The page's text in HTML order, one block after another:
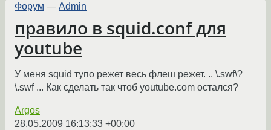
Форум — Admin
правило в squid.conf для
youtube
У меня squid тупо режет весь флеш режет. .. \.swf\?
\.swf ... Как сделать так чтоб youtube.com остался?
Argos
28.05.2009 16:13:33 +00:00